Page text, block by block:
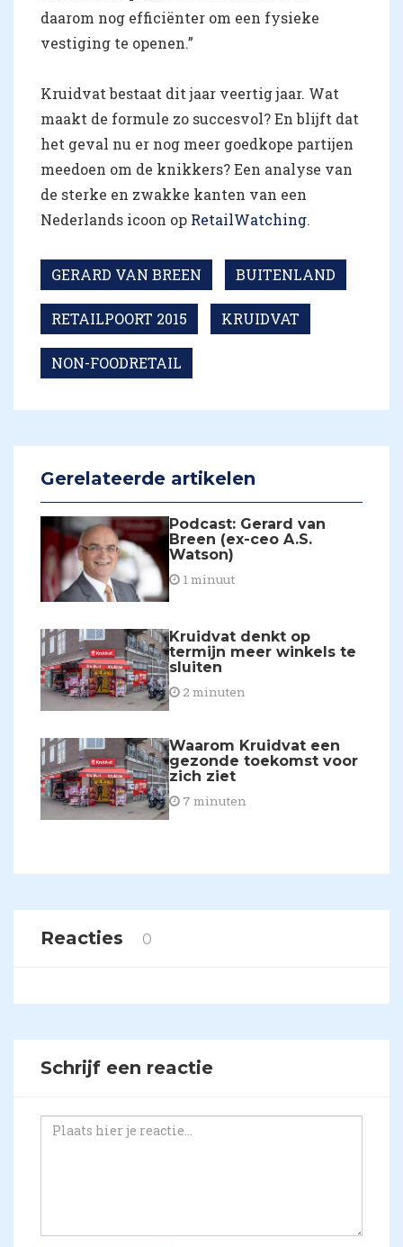
daarom nog efficiënter om een fysieke
vestiging te openen.”
Kruidvat bestaat dit jaar veertig jaar. Wat
maakt de formule zo succesvol? En blijft dat
het geval nu er nog meer goedkope partijen
meedoen om de knikkers? Een analyse van
de sterke en zwakke kanten van een
Nederlands icoon op RetailWatching.
GERARD VAN BREEN BUITENLAND
RETAILPOORT 2015 KRUIDVAT
NON-FOODRETAIL
Gerelateerde artikelen
Podcast: Gerard van
Breen (ex-ceo A.S.
Watson)
1 minuut
Kruidvat denkt op
termijn meer winkels te
sluiten
2 minuten
Waarom Kruidvat een
gezonde toekomst voor
zich ziet
7 minuten
Reacties 0
Schrijf een reactie